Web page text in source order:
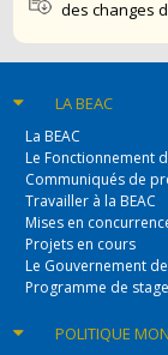
des changes
LA BEAC
La BEAC
Le Fonctionnement
Communiqués de
Travailler à la BEAC
Mises en
Projets en cours
Le Gouvernement
Programme de
POLITIQUE